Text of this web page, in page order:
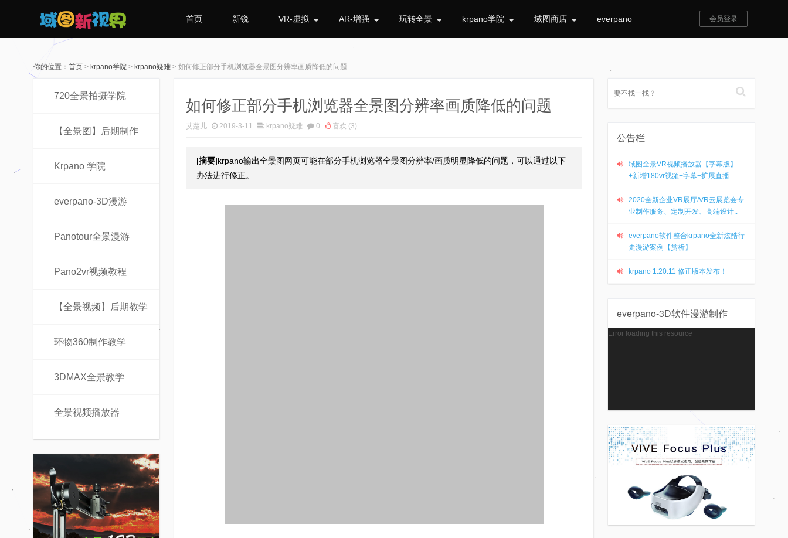
首页 新锐 VR-虚拟 AR-增强 玩转全景 krpano学院 域图商店 everpano 会员登录
你的位置： 首页 > krpano学院 > krpano疑难 > 如何修正部分手机浏览器全景图分辨率画质降低的问题
720全景拍摄学院
【全景图】后期制作
Krpano 学院
everpano-3D漫游
Panotour全景漫游
Pano2vr视频教程
【全景视频】后期教学
环物360制作教学
3DMAX全景教学
全景视频播放器
如何修正部分手机浏览器全景图分辨率画质降低的问题
艾楚儿 2019-3-11 krpano疑难 0 喜欢 (3)
[摘要]krpano输出全景图网页可能在部分手机浏览器全景图分辨率/画质明显降低的问题，可以通过以下
办法进行修正。
公告栏
域图全景VR视频播放器【字幕版】
+新增180vr视频+字幕+扩展直播
2020全新企业VR展厅/VR云展览会专
业制作服务、定制开发、高端设计..
everpano软件整合krpano全新炫酷行
走漫游案例【赏析】
krpano 1.20.11 修正版本发布！
everpano-3D软件漫游制作
视
Error loading this resource